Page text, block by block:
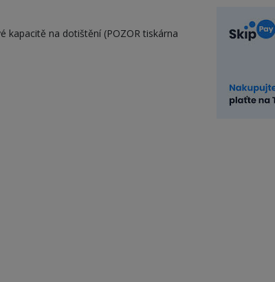
kapacitě na dotištění (POZOR tiskárna